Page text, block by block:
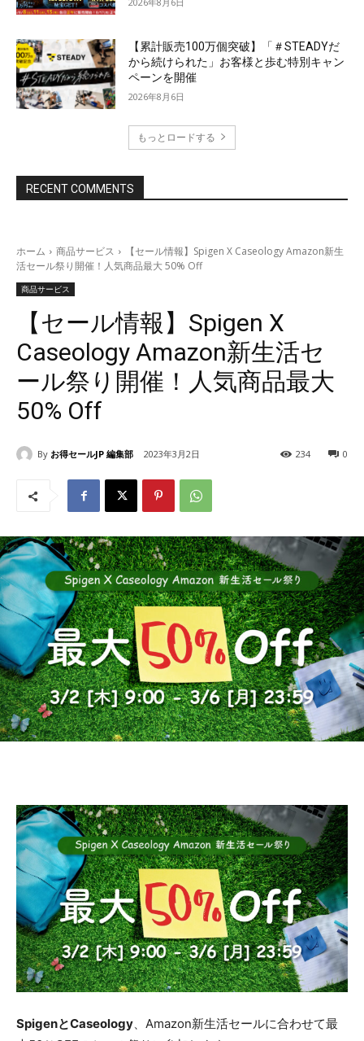
【累計販売100万個突破】「＃STEADYだ
から続けられた」お客様と歩む特別キャン
ペーンを開催
2026年8月6日
もっとロードする
RECENT COMMENTS